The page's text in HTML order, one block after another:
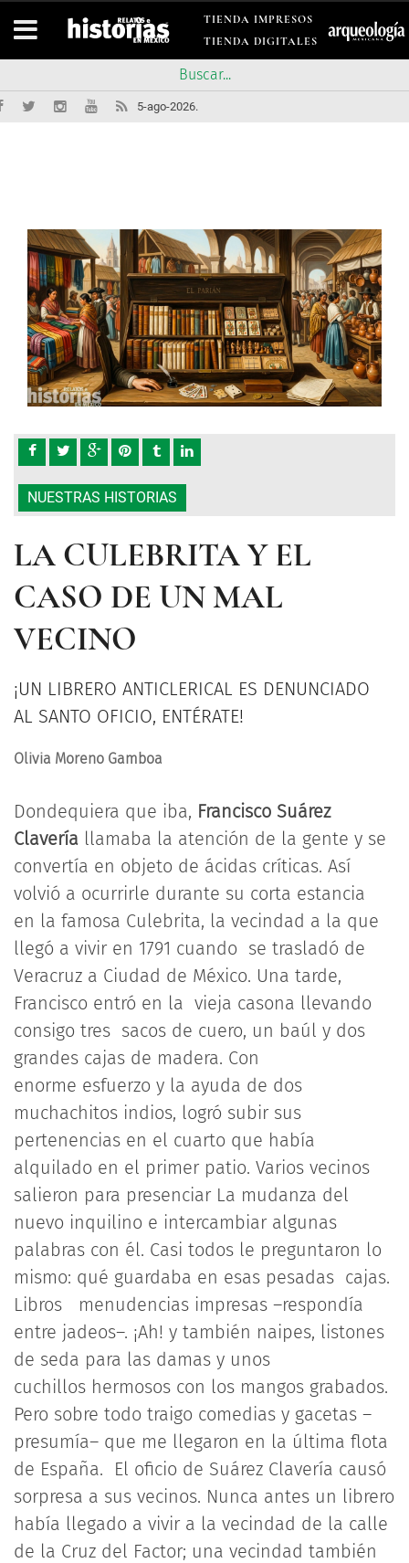
TIENDA IMPRESOS
TIENDA DIGITALES
5-ago-2026.
NUESTRAS HISTORIAS
LA CULEBRITA Y EL
CASO DE UN MAL
VECINO
¡UN LIBRERO ANTICLERICAL ES DENUNCIADO
AL SANTO OFICIO, ENTÉRATE!
Olivia Moreno Gamboa
Dondequiera que iba, Francisco Suárez
Clavería llamaba la atención de la gente y se
convertía en objeto de ácidas críticas. Así
volvió a ocurrirle durante su corta estancia
en la famosa Culebrita, la vecindad a la que
llegó a vivir en 1791 cuando se trasladó de
Veracruz a Ciudad de México. Una tarde,
Francisco entró en la vieja casona llevando
consigo tres sacos de cuero, un baúl y dos
grandes cajas de madera. Con
enorme esfuerzo y la ayuda de dos
muchachitos indios, logró subir sus
pertenencias en el cuarto que había
alquilado en el primer patio. Varios vecinos
salieron para presenciar La mudanza del
nuevo inquilino e intercambiar algunas
palabras con él. Casi todos le preguntaron lo
mismo: qué guardaba en esas pesadas cajas.
Libros menudencias impresas –respondía
entre jadeos–. ¡Ah! y también naipes, listones
de seda para las damas y unos
cuchillos hermosos con los mangos grabados.
Pero sobre todo traigo comedias y gacetas –
presumía– que me llegaron en la última flota
de España. El oficio de Suárez Clavería causó
sorpresa a sus vecinos. Nunca antes un librero
había llegado a vivir a la vecindad de la calle
de la Cruz del Factor; una vecindad también